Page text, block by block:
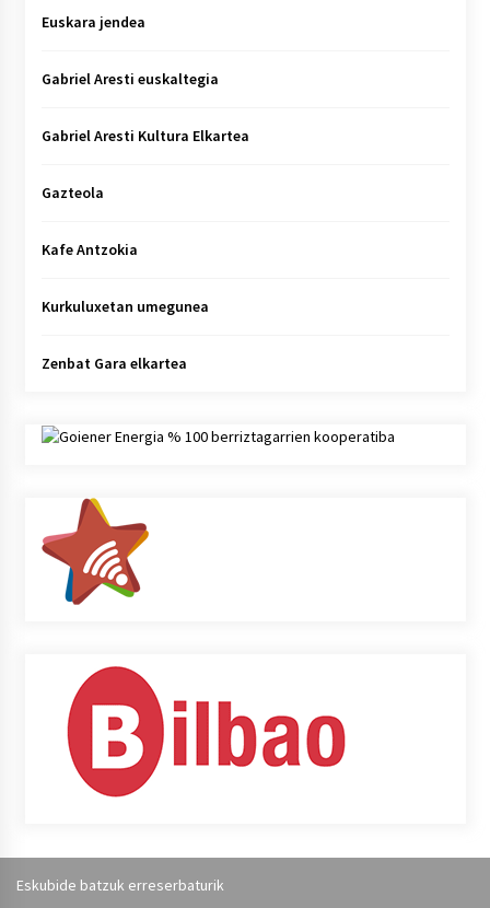
Euskara jendea
Gabriel Aresti euskaltegia
Gabriel Aresti Kultura Elkartea
Gazteola
Kafe Antzokia
Kurkuluxetan umegunea
Zenbat Gara elkartea
Eskubide batzuk erreserbaturik